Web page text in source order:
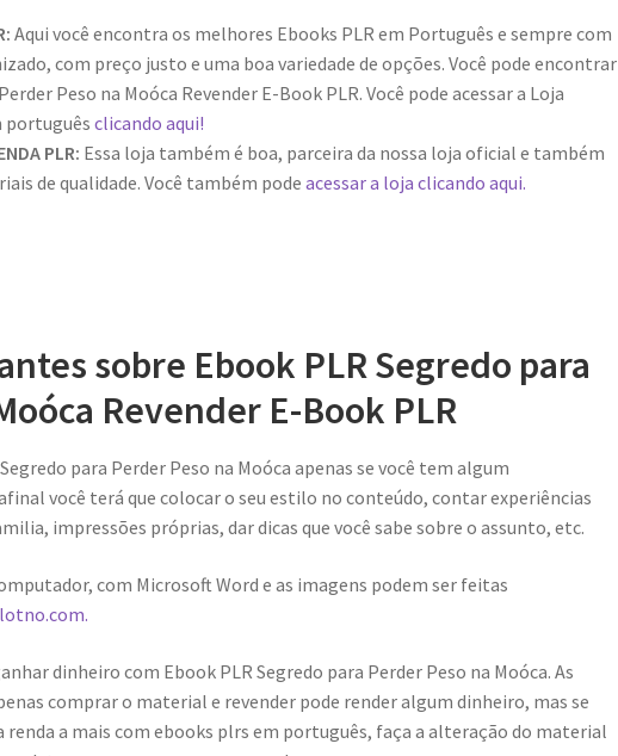
Aqui você encontra os melhores Ebooks PLR em Português e sempre com
com preço justo e uma boa variedade de opções. Você pode encontrar
Peso na Moóca Revender E-Book PLR. Você pode acessar a Loja
português clicando aqui!
PLR: Essa loja também é boa, parceira da nossa loja oficial e também
de qualidade. Você também pode acessar a loja clicando aqui.
sobre Ebook PLR Segredo para
Revender E-Book PLR
para Perder Peso na Moóca apenas se você tem algum
você terá que colocar o seu estilo no conteúdo, contar experiências
impressões próprias, dar dicas que você sabe sobre o assunto, etc.
com Microsoft Word e as imagens podem ser feitas
dinheiro com Ebook PLR Segredo para Perder Peso na Moóca. As
comprar o material e revender pode render algum dinheiro, mas se
a mais com ebooks plrs em português, faça a alteração do material